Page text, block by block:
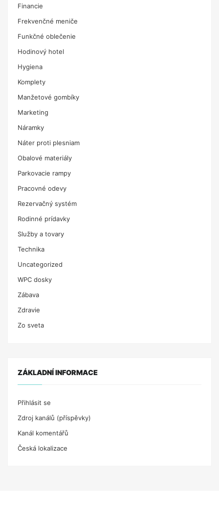
Financie
Frekvenčné meniče
Funkčné oblečenie
Hodinový hotel
Hygiena
Komplety
Manžetové gombíky
Marketing
Náramky
Náter proti plesniam
Obalové materiály
Parkovacie rampy
Pracovné odevy
Rezervačný systém
Rodinné prídavky
Služby a tovary
Technika
Uncategorized
WPC dosky
Zábava
Zdravie
Zo sveta
ZÁKLADNÍ INFORMACE
Přihlásit se
Zdroj kanálů (příspěvky)
Kanál komentářů
Česká lokalizace